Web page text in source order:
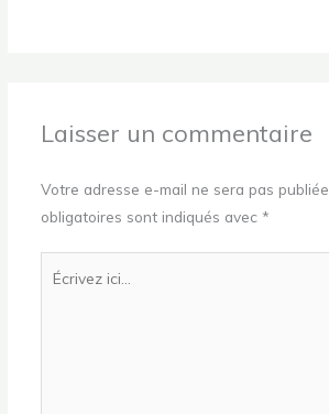
Laisser un commentaire
Votre adresse e-mail ne sera pas publiée.
obligatoires sont indiqués avec *